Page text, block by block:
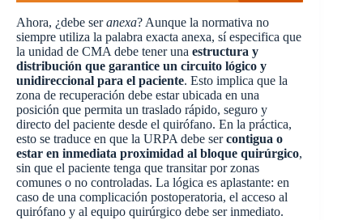
Ahora, ¿debe seranexa? Aunque la normativa no
siempre utiliza la palabra exacta anexa, sí especifica que
la unidad de CMA debe tener una estructura y
distribución que garantice un circuito lógico y
unidireccional para el paciente. Esto implica que la
zona de recuperación debe estar ubicada en una
posición que permita un traslado rápido, seguro y
directo del paciente desde el quirófano. En la práctica,
esto se traduce en que la URPA debe sercontigua o
estar en inmediata proximidad al bloque quirúrgico,
sin que el paciente tenga que transitar por zonas
comunes o no controladas. La lógica es aplastante: en
caso de una complicación postoperatoria, el acceso al
quirófano y al equipo quirúrgico debe ser inmediato.